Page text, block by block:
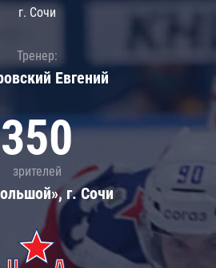
г. Сочи
Тренер:
Евгений
350
зрителей
г. Сочи